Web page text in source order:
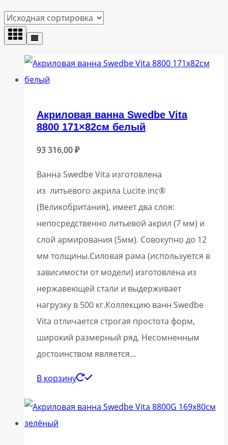
Акриловая ванна Swedbe Vita
8800 171×82см белый
93 316,00₽
Ванна Swedbe Vita изготовлена
из литьевого акрила Lucite inc®
(Великобритания), имеет два слоя:
непосредственно литьевой акрил (7 мм) и
слой армирования (5мм). Совокупно до 12
мм толщины.Силовая рама (используется в
зависимости от модели) изготовлена из
нержавеющей стали и выдерживает
нагрузку в 500 кг.Коллекцию ванн Swedbe
Vita отличается строгая простота форм,
широкий размерный ряд. Несомненным
достоинством является…
В корзину